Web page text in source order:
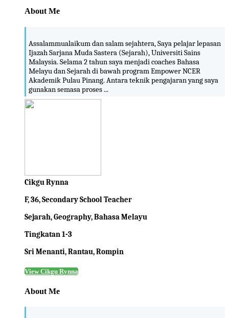
About Me
Assalammualaikum dan salam sejahtera, Saya pelajar lepasan
Ijazah Sarjana Muda Sastera (Sejarah), Universiti Sains
Malaysia. Selama 2 tahun saya menjadi coaches Bahasa
Melayu dan Sejarah di bawah program Empower NCER
Akademik Pulau Pinang. Antara teknik pengajaran yang saya
gunakan semasa proses ...
Cikgu Rynna
F, 36, Secondary School Teacher
Sejarah, Geography, Bahasa Melayu
Tingkatan 1-3
Sri Menanti, Rantau, Rompin
View Cikgu Rynna
About Me